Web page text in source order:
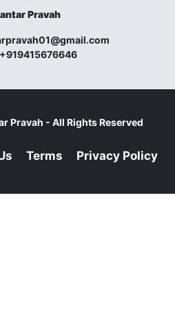
Pravah
+919415676646
Pravah - All Rights Reserved
Terms Privacy Policy